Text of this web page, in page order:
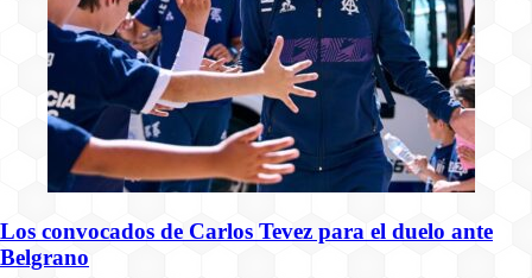
Los convocados de Carlos Tevez para el duelo ante
Belgrano